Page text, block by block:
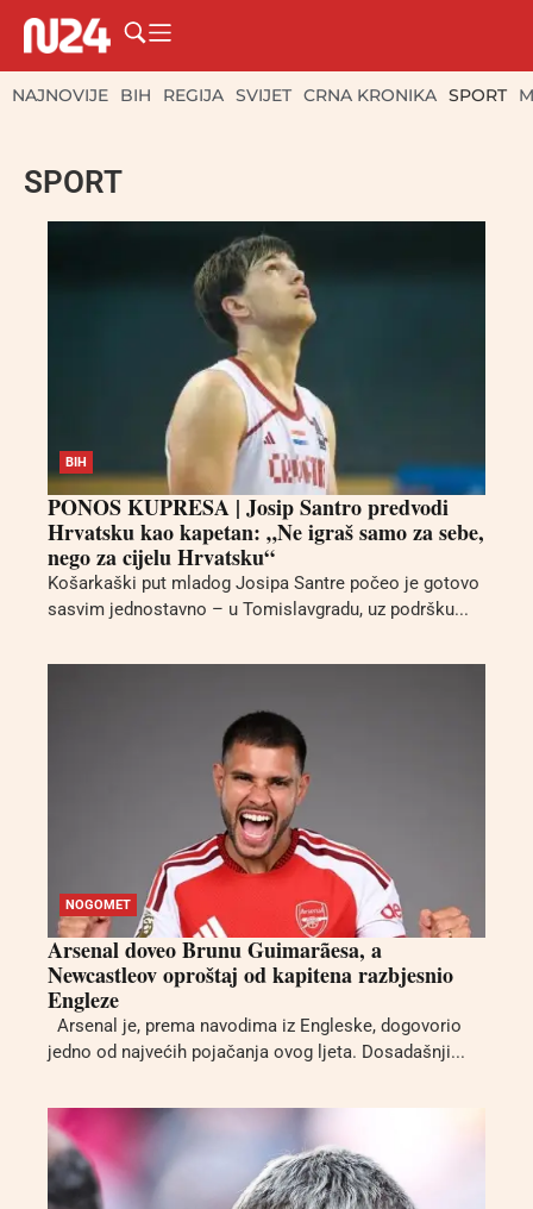
NAJNOVIJE BIH REGIJA SVIJET CRNA KRONIKA SPORT
SPORT
BIH
PONOS KUPRESA | Josip Santro predvodi
Hrvatsku kao kapetan: „Ne igraš samo za sebe,
nego za cijelu Hrvatsku“
Košarkaški put mladog Josipa Santre počeo je gotovo
sasvim jednostavno – u Tomislavgradu, uz podršku...
NOGOMET
Arsenal doveo Brunu Guimarãesa, a
Newcastleov oproštaj od kapitena razbjesnio
Engleze
Arsenal je, prema navodima iz Engleske, dogovorio
jedno od najvećih pojačanja ovog ljeta. Dosadašnji...